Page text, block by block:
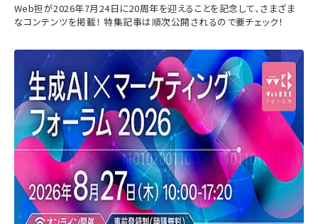
Web担が2026年7月24日に20周年を迎えることを記念して、さまざま
なコンテンツを掲載！ 特集記事は順次公開されるので要チェック！